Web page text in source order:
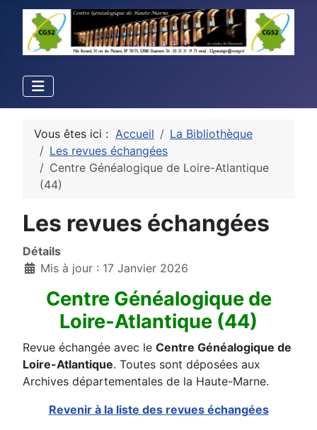
Vous êtes ici : Accueil
La Bibliothèque
Les revues échangées
Centre Généalogique de Loire-Atlantique
(44)
Les revues échangées
Détails
Mis à jour : 17 Janvier 2026
Centre Généalogique de
Loire-Atlantique (44)
Revue échangée avec le Centre Généalogique de
Loire-Atlantique. Toutes sont déposées aux
Archives départementales de la Haute-Marne.
Revenir à la liste des revues échangées